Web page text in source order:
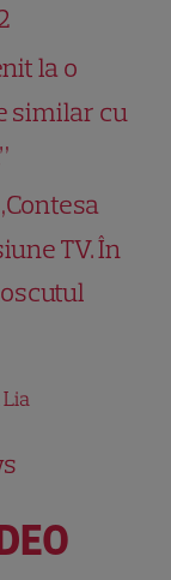
la o
similar cu
TV. În